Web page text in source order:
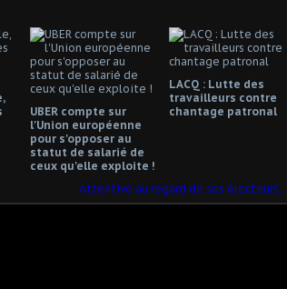
UBER compte sur
l'Union européenne
pour s'opposer au
statut de salarié de
ceux qu'elle exploite !
LACQ : Lutte des
travailleurs contre
chantage patronal
Attentive au regard de ses électeurs...